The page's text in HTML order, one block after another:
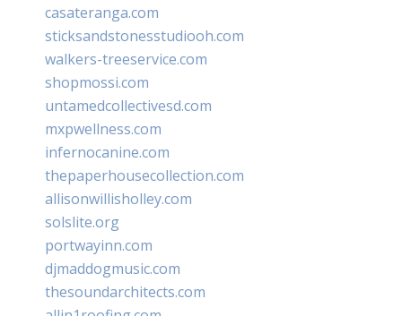
casateranga.com
sticksandstonesstudiooh.com
walkers-treeservice.com
shopmossi.com
untamedcollectivesd.com
mxpwellness.com
infernocanine.com
thepaperhousecollection.com
allisonwillisholley.com
solslite.org
portwayinn.com
djmaddogmusic.com
thesoundarchitects.com